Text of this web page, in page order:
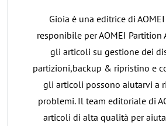
Gioia è una editrice di
responibile per AOMEI Partition
gli articoli su gestione dei
partizioni,backup & ripristino e
gli articoli possono aiutarvi a
problemi. Il team editoriale di
articoli di alta qualità per